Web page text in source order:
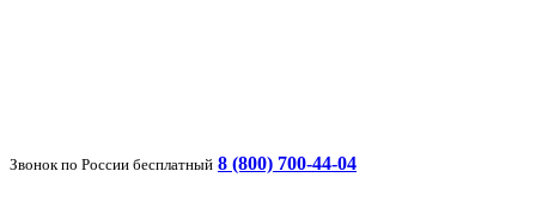
Звонок по России бесплатный 8 (800) 700-44-04